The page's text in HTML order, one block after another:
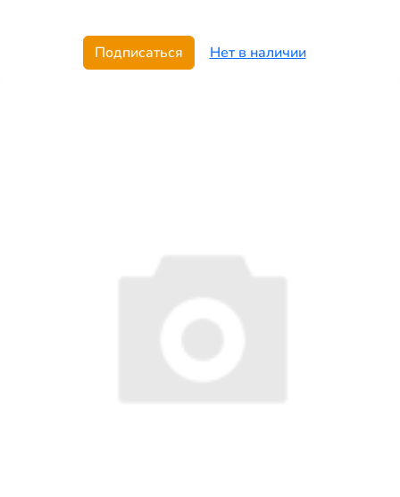
Подписаться Нет в наличии